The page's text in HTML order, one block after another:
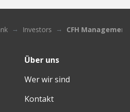
Investors CFH Management
Über uns
Wer wir sind
Kontakt